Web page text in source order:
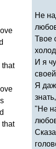
love
that
love
that
Не
Твое
И я
Я
"Не